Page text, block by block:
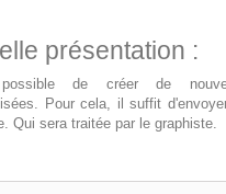
présentation :
de créer de
Pour cela, il suffit
Qui sera traitée par le graphiste.